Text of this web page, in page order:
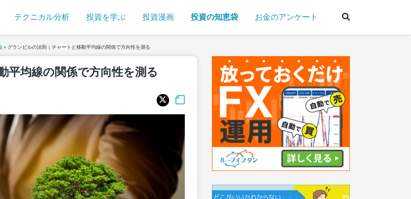
テクニカル分析 投資を学ぶ 投資漫画 投資の知恵袋 お金のアンケート
> グランビルの法則｜チャートと移動平均線の関係で方向性を測る
平均線の関係で方向性を測る